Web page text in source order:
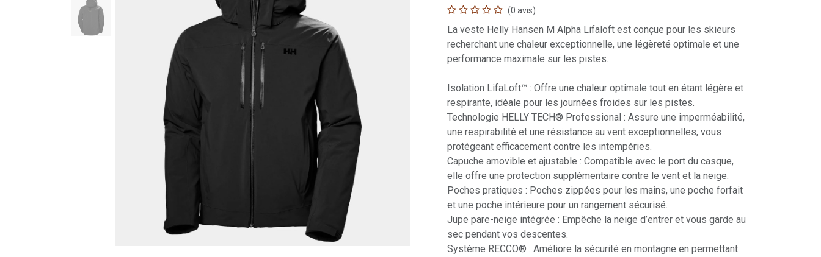
(0 avis)
La veste Helly Hansen M Alpha Lifaloft est conçue pour les skieurs
recherchant une chaleur exceptionnelle, une légèreté optimale et une
performance maximale sur les pistes.
Isolation LifaLoft™ : Offre une chaleur optimale tout en étant légère et
respirante, idéale pour les journées froides sur les pistes.
Technologie HELLY TECH® Professional : Assure une imperméabilité,
une respirabilité et une résistance au vent exceptionnelles, vous
protégeant efficacement contre les intempéries.
Capuche amovible et ajustable : Compatible avec le port du casque,
elle offre une protection supplémentaire contre le vent et la neige.
Poches pratiques : Poches zippées pour les mains, une poche forfait
et une poche intérieure pour un rangement sécurisé.
Jupe pare-neige intégrée : Empêche la neige d’entrer et vous garde au
sec pendant vos descentes.
Système RECCO® : Améliore la sécurité en montagne en permettant